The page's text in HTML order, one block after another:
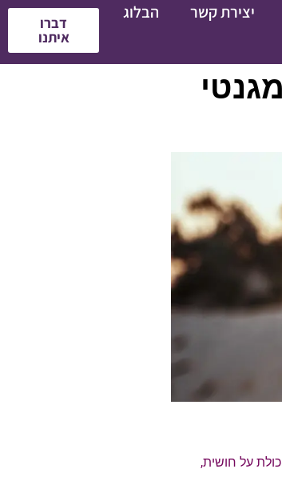
יצירת קשר
הבלוג
דברו
איתנו
על חושית,